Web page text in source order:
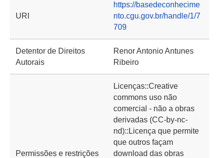
URI
https://basedeconhecime
nto.cgu.gov.br/handle/1/7
709
Detentor de Direitos
Autorais
Renor Antonio Antunes
Ribeiro
Permissões e restrições
Licenças::Creative
commons uso não
comercial - não a obras
derivadas (CC-by-nc-
nd)::Licença que permite
que outros façam
download das obras